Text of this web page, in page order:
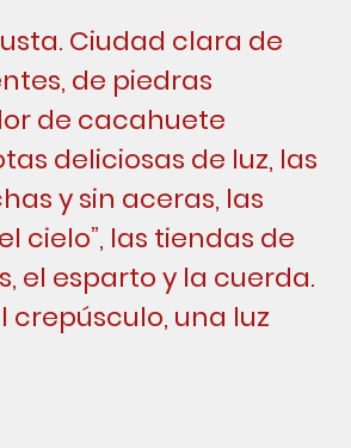
Ciudad clara de
de piedras
de cacahuete
deliciosas de luz, las
y sin aceras, las
cielo”, las tiendas de
el esparto y la cuerda.
crepúsculo, una luz